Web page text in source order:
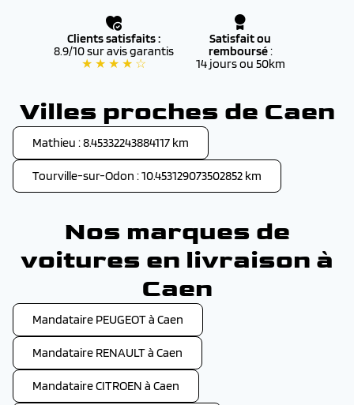
Clients satisfaits :
8.9/10 sur avis garantis
★ ★ ★ ★ ☆
Satisfait ou
remboursé:
14 jours ou 50km
Villes proches de Caen
Mathieu : 8.45332243884117 km
Tourville-sur-Odon : 10.453129073502852 km
Nos marques de
voitures en livraison à
Caen
Mandataire PEUGEOT à Caen
Mandataire RENAULT à Caen
Mandataire CITROEN à Caen